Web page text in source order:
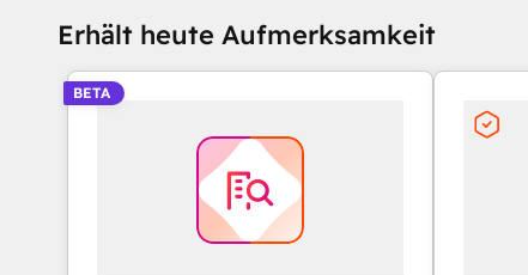
Erhält heute Aufmerksamkeit
BETA